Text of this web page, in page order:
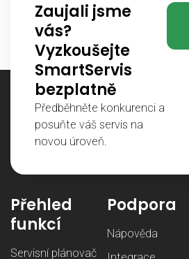
Zaujali jsme
vás?
Vyzkoušejte
SmartServis
bezplatně
Předběhněte konkurenci a
posuňte váš servis na
novou úroveň.
Přehled
funkcí
Servisní plánovač
Podpora
Nápověda